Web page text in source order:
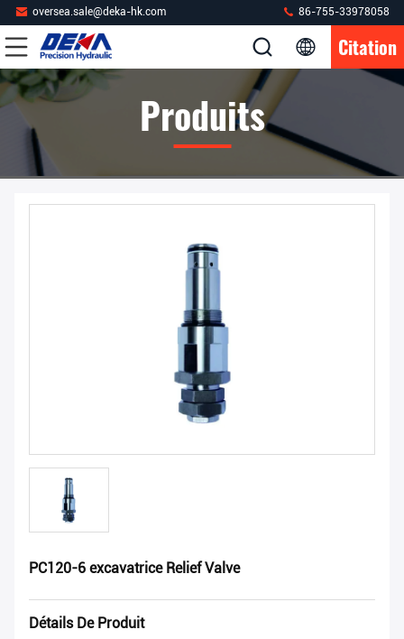
oversea.sale@deka-hk.com 86-755-33978058
Citation
Produits
PC120-6 excavatrice Relief Valve
Détails De Produit